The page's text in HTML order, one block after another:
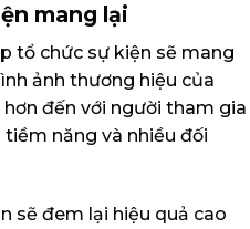
mang lại
tổ chức sự kiện sẽ mang
ảnh thương hiệu của
đến với người tham gia
tiềm năng và nhiều đối
sẽ đem lại hiệu quả cao